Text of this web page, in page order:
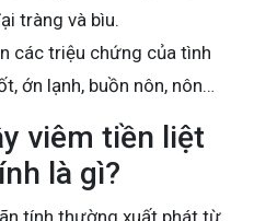
tràng và bìu.
các triệu chứng của tình
ớn lạnh, buồn nôn, nôn…
viêm tiền liệt
là gì?